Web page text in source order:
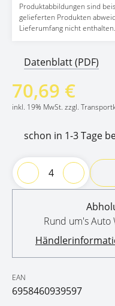
Produktabbildungen sind
gelieferten Produkten
Lieferumfang nicht enthalten.
Datenblatt (PDF)
70,69 €
inkl. 19% MwSt. zzgl.
schon in 1-3 Tage
Rund um's
EAN
6958460939597